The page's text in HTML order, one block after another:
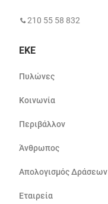
210 55 58 832
ΕΚΕ
Πυλώνες
Κοινωνία
Περιβάλλον
Άνθρωπος
Απολογισμός Δράσεων
Εταιρεία